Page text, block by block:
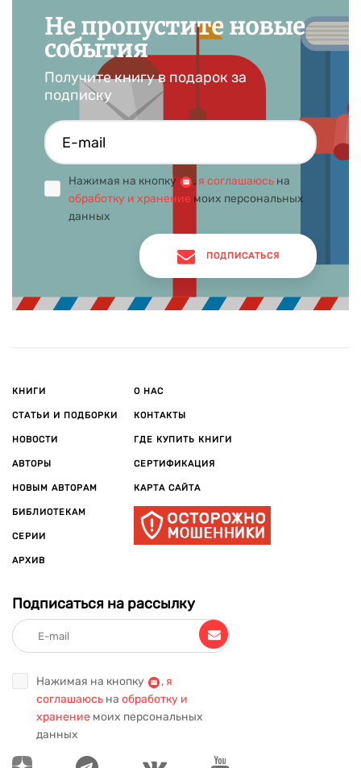
Не пропустите новые
события
Получите книгу в подарок за
подписку
Нажимая на кнопку , я соглашаюсь на
обработку и хранение моих персональных
данных
ПОДПИСАТЬСЯ
КНИГИ
СТАТЬИ И ПОДБОРКИ
НОВОСТИ
АВТОРЫ
НОВЫМ АВТОРАМ
БИБЛИОТЕКАМ
СЕРИИ
АРХИВ
О НАС
КОНТАКТЫ
ГДЕ КУПИТЬ КНИГИ
СЕРТИФИКАЦИЯ
КАРТА САЙТА
Подписаться на рассылку
Нажимая на кнопку , я
соглашаюсь на обработку и
хранение моих персональных
данных